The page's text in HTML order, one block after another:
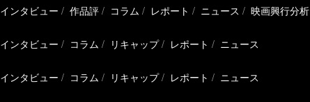
インタビュー 作品評 コラム レポート ニュース 映画興行分析
インタビュー コラム リキャップ レポート ニュース
インタビュー コラム リキャップ レポート ニュース